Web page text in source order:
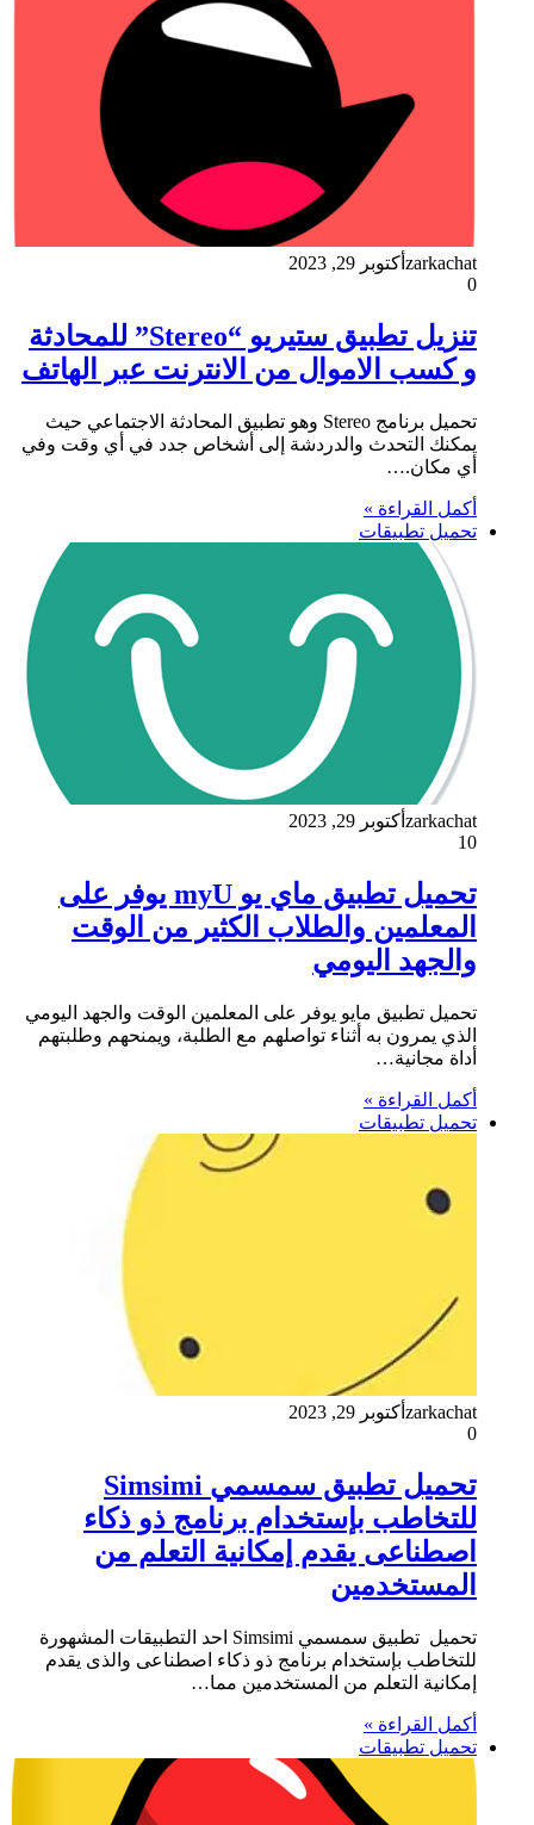
zarkachat أكتوبر 29, 2023
0
تنزيل تطبيق ستيريو “Stereo” للمحادثة
و كسب الاموال من الانترنت عبر الهاتف
تحميل برنامج Stereo وهو تطبيق المحادثة الاجتماعي حيث
يمكنك التحدث والدردشة إلى أشخاص جدد في أي وقت وفي
أي مكان.…
أكمل القراءة »
تحميل تطبيقات
zarkachat أكتوبر 29, 2023
10
تحميل تطبيق ماي يو myU يوفر على
المعلمين والطلاب الكثير من الوقت
والجهد اليومي
تحميل تطبيق مايو يوفر على المعلمين الوقت والجهد اليومي
الذي يمرون به أثناء تواصلهم مع الطلبة، ويمنحهم وطلبتهم
أداة مجانية…
أكمل القراءة »
تحميل تطبيقات
zarkachat أكتوبر 29, 2023
0
تحميل تطبيق سمسمي Simsimi
للتخاطب بإستخدام برنامج ذو ذكاء
اصطناعى يقدم إمكانية التعلم من
المستخدمين
تحميل تطبيق سمسمي Simsimi احد التطبيقات المشهورة
للتخاطب بإستخدام برنامج ذو ذكاء اصطناعى والذى يقدم
إمكانية التعلم من المستخدمين مما…
أكمل القراءة »
تحميل تطبيقات